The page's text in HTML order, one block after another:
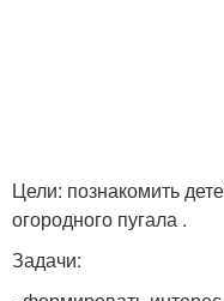
Цели: познакомить
огородного пугала .
Задачи: